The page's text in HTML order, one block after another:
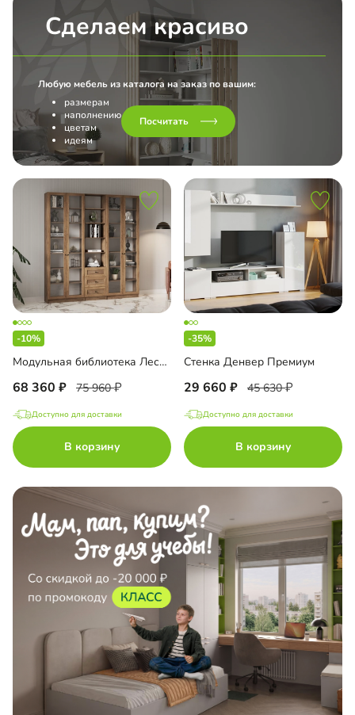
Сделаем красиво
Любую мебель из каталога на заказ по вашим:
размерам
наполнению
цветам
идеям
Посчитать
-10%
Модульная библиотека Лестер-5
68 360 75 960
Доступно для доставки
В корзину
-35%
Стенка Денвер Премиум
29 660 45 630
Доступно для доставки
В корзину